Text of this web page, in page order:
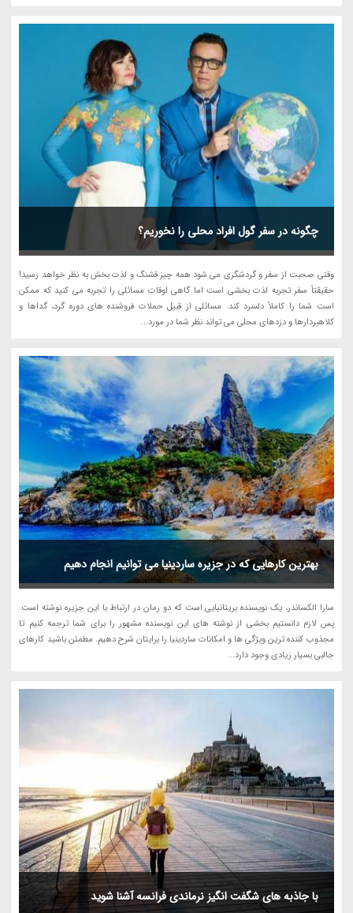
چگونه در سفر گول افراد محلی را نخوریم؟
وقتی صحبت از سفر و گردشگری می شود همه چیز قشنگ و لذت بخش به نظر خواهد رسید!
حقیقتاً سفر تجربه لذت بخشی است اما گاهی اوقات مسائلی را تجربه می کنید که ممکن
است شما را کاملاً دلسرد کند. مسائلی از قبیل حملات فروشنده های دوره گرد، گداها و
کلاهبردارها و دزدهای محلی می تواند نظر شما در مورد...
بهترین کارهایی که در جزیره ساردینیا می توانیم انجام دهیم
سارا الکساندر، یک نویسنده بریتانیایی است که دو رمان در ارتباط با این جزیره نوشته است.
پس لازم دانستیم بخشی از نوشته های این نویسنده مشهور را برای شما ترجمه کنیم تا
مجذوب کننده ترین ویژگی ها و امکانات ساردینیا را برایتان شرح دهیم. مطمئن باشید کارهای
جالبی بسیار زیادی وجود دارد...
با جاذبه های شگفت انگیز نرماندی فرانسه آشنا شوید